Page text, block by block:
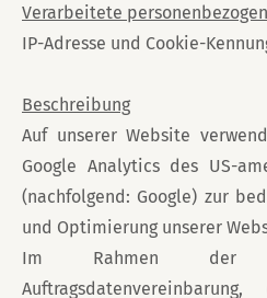
Verarbeitete
IP-Adresse und Cookie-
Beschreibung
Auf unserer Website
Google Analytics des US-
(nachfolgend: Google) zur
und Optimierung unserer
Im Rahmen der